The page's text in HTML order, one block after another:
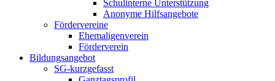
Schulinterne Unterstützung
Anonyme Hilfsangebote
Fördervereine
Ehemaligenverein
Förderverein
Bildungsangebot
SG-kurzgefasst